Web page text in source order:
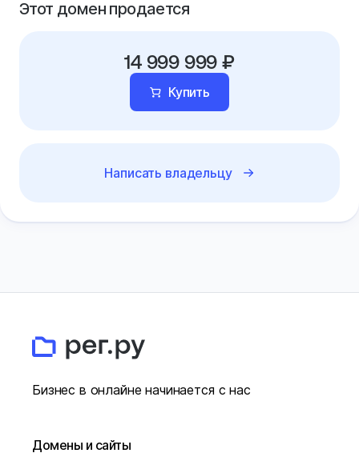
Этот домен продается
14 999 999 ₽
Купить
Написать владельцу
Бизнес в онлайне начинается с нас
Домены и сайты